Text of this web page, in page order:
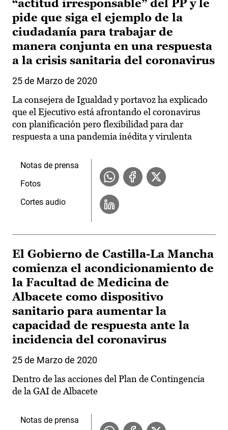
“actitud irresponsable” del PP y le
pide que siga el ejemplo de la
ciudadanía para trabajar de
manera conjunta en una respuesta
a la crisis sanitaria del coronavirus
25 de Marzo de 2020
La consejera de Igualdad y portavoz ha explicado
que el Ejecutivo está afrontando el coronavirus
con planificación pero flexibilidad para dar
respuesta a una pandemia inédita y virulenta
Notas de prensa
Fotos
Cortes audio
El Gobierno de Castilla-La Mancha
comienza el acondicionamiento de
la Facultad de Medicina de
Albacete como dispositivo
sanitario para aumentar la
capacidad de respuesta ante la
incidencia del coronavirus
25 de Marzo de 2020
Dentro de las acciones del Plan de Contingencia
de la GAI de Albacete
Notas de prensa